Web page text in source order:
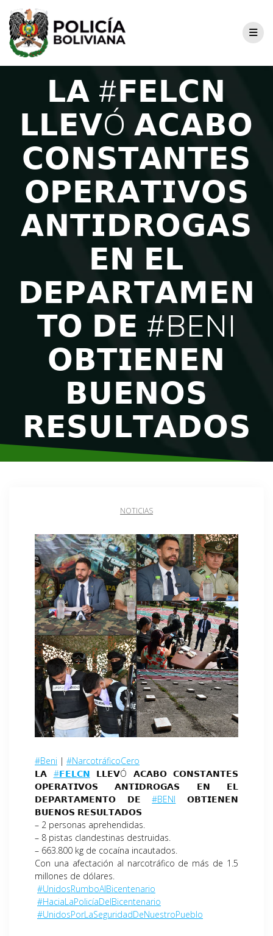
𝗟𝗔 #𝗙𝗘𝗟𝗖𝗡
𝗟𝗟𝗘𝗩Ó 𝗔𝗖𝗔𝗕𝗢
𝗖𝗢𝗡𝗦𝗧𝗔𝗡𝗧𝗘𝗦
𝗢𝗣𝗘𝗥𝗔𝗧𝗜𝗩𝗢𝗦
𝗔𝗡𝗧𝗜𝗗𝗥𝗢𝗚𝗔𝗦
𝗘𝗡 𝗘𝗟
𝗗𝗘𝗣𝗔𝗥𝗧𝗔𝗠𝗘𝗡
𝗧𝗢 𝗗𝗘 #BENI
𝗢𝗕𝗧𝗜𝗘𝗡𝗘𝗡
𝗕𝗨𝗘𝗡𝗢𝗦
𝗥𝗘𝗦𝗨𝗟𝗧𝗔𝗗𝗢𝗦
NOTICIAS
#Beni | #NarcotráficoCero
𝗟𝗔 #𝗙𝗘𝗟𝗖𝗡 𝗟𝗟𝗘𝗩Ó 𝗔𝗖𝗔𝗕𝗢 𝗖𝗢𝗡𝗦𝗧𝗔𝗡𝗧𝗘𝗦
𝗢𝗣𝗘𝗥𝗔𝗧𝗜𝗩𝗢𝗦 𝗔𝗡𝗧𝗜𝗗𝗥𝗢𝗚𝗔𝗦 𝗘𝗡 𝗘𝗟
𝗗𝗘𝗣𝗔𝗥𝗧𝗔𝗠𝗘𝗡𝗧𝗢 𝗗𝗘#BENI 𝗢𝗕𝗧𝗜𝗘𝗡𝗘𝗡
𝗕𝗨𝗘𝗡𝗢𝗦 𝗥𝗘𝗦𝗨𝗟𝗧𝗔𝗗𝗢𝗦
– 2 personas aprehendidas.
– 8 pistas clandestinas destruidas.
– 663.800 kg de cocaína incautados.
Con una afectación al narcotráfico de más de 1.5
millones de dólares.
#UnidosRumboAlBicentenario
#HaciaLaPolicíaDelBicentenario
#UnidosPorLaSeguridadDeNuestroPueblo